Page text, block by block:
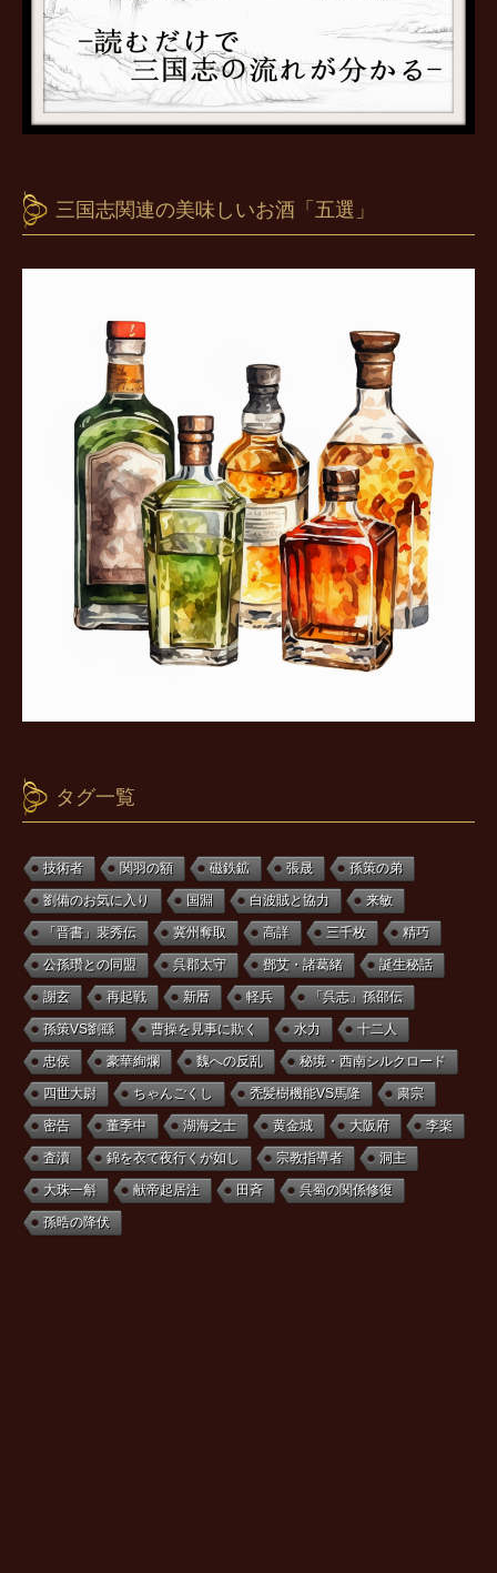
三国志関連の美味しいお酒「五選」
タグ一覧
技術者 関羽の額 磁鉄鉱 張晟 孫策の弟
劉備のお気に入り 国淵 白波賊と協力 来敏
「晋書」裴秀伝 冀州奪取 高詳 三千枚 精巧
公孫瓚との同盟 呉郡太守 鄧艾・諸葛緒 誕生秘話
謝玄 再起戦 新暦 軽兵 「呉志」孫邵伝
孫策VS劉繇 曹操を見事に欺く 水力 十二人
忠侯 豪華絢爛 魏への反乱 秘境・西南シルクロード
四世大尉 ちゃんごくし 禿髪樹機能VS馬隆 粛宗
密告 董季中 湖海之士 黄金城 大阪府 李楽
査瀆 錦を衣て夜行くが如し 宗教指導者 洞主
大珠一斛 献帝起居注 田斉 呉蜀の関係修復
孫晧の降伏